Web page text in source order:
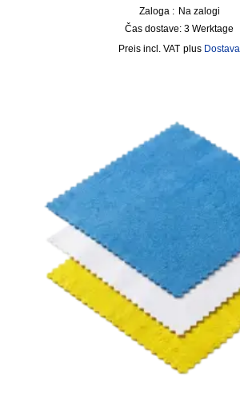
Zaloga : Na zalogi
Čas dostave: 3 Werktage
incl. VAT plus Dostava